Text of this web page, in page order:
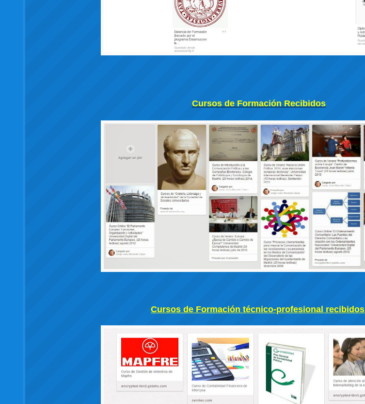
Cursos de Formación Recibidos
Cursos de Formación técnico-profesional recibidos